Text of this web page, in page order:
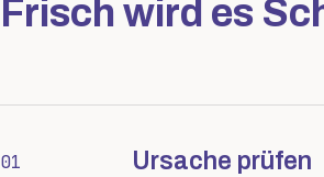
Frisch wird es
01 Ursache prüfen